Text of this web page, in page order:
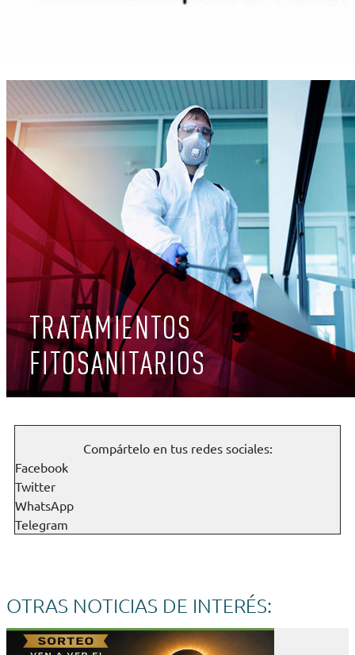
Compártelo en tus redes sociales:
Facebook
Twitter
WhatsApp
Telegram
OTRAS NOTICIAS DE INTERÉS: